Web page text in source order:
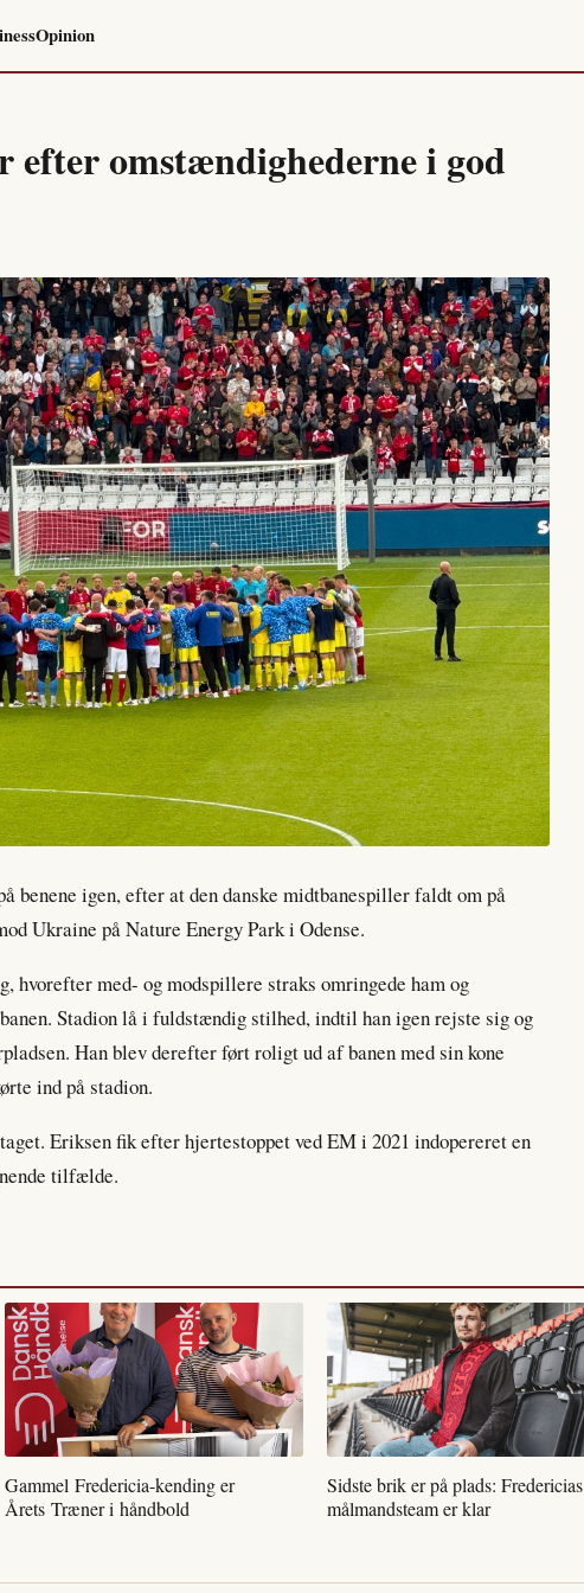
Opinion
efter omstændighederne i god
benene igen, efter at den danske midtbanespiller faldt om på
Ukraine på Nature Energy Park i Odense.
hvorefter med- og modspillere straks omringede ham og
Stadion lå i fuldstændig stilhed, indtil han igen rejste sig og
Han blev derefter ført roligt ud af banen med sin kone
ind på stadion.
Eriksen fik efter hjertestoppet ved EM i 2021 indopereret en
tilfælde.
Gammel Fredericia-kending er
Årets Træner i håndbold
Sidste brik er på plads: Fredericias
målmandsteam er klar